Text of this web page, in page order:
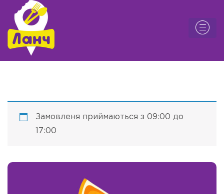
Замовленя приймаються з 09:00 до
17:00